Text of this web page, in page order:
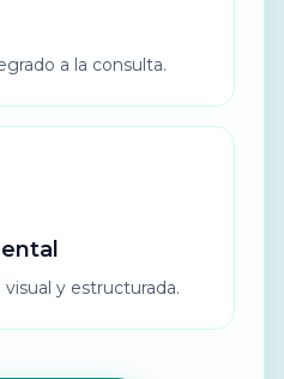
a la consulta.
y estructurada.